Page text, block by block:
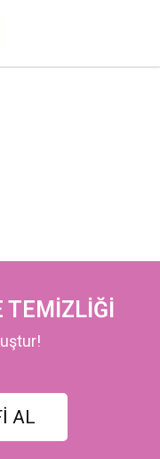
TEMİZLİĞİ
AL